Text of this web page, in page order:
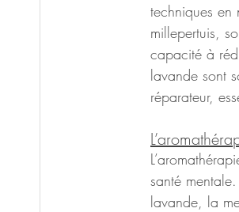
techniques
millepertuis,
capacité à
lavande sont
réparateur,
santé
lavande, la